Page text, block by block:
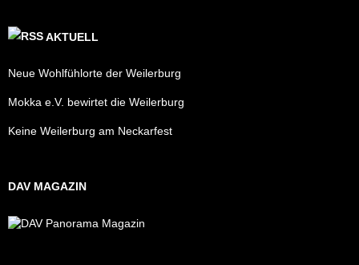
AKTUELL
Neue Wohlfühlorte der Weilerburg
Mokka e.V. bewirtet die Weilerburg
Keine Weilerburg am Neckarfest
DAV MAGAZIN